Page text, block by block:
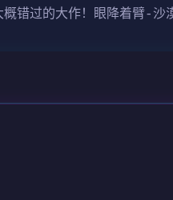
错过的大作！眼降着臂-沙